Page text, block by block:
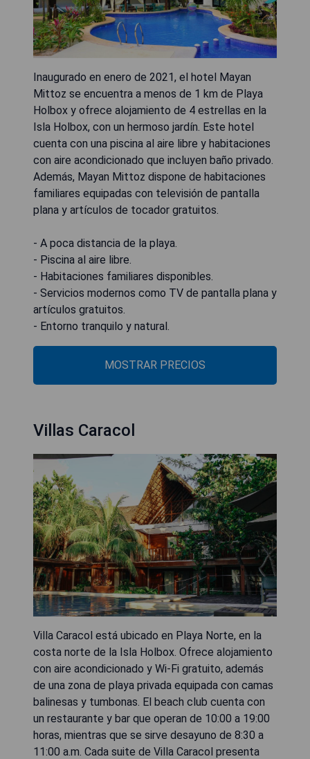
Inaugurado en enero de 2021, el hotel Mayan
Mittoz se encuentra a menos de 1 km de Playa
Holbox y ofrece alojamiento de 4 estrellas en la
Isla Holbox, con un hermoso jardín. Este hotel
cuenta con una piscina al aire libre y habitaciones
con aire acondicionado que incluyen baño privado.
Además, Mayan Mittoz dispone de habitaciones
familiares equipadas con televisión de pantalla
plana y artículos de tocador gratuitos.
- A poca distancia de la playa.
- Piscina al aire libre.
- Habitaciones familiares disponibles.
- Servicios modernos como TV de pantalla plana y
artículos gratuitos.
- Entorno tranquilo y natural.
MOSTRAR PRECIOS
Villas Caracol
Villa Caracol está ubicado en Playa Norte, en la
costa norte de la Isla Holbox. Ofrece alojamiento
con aire acondicionado y Wi-Fi gratuito, además
de una zona de playa privada equipada con camas
balinesas y tumbonas. El beach club cuenta con
un restaurante y bar que operan de 10:00 a 19:00
horas, mientras que se sirve desayuno de 8:30 a
11:00 a.m. Cada suite de Villa Caracol presenta